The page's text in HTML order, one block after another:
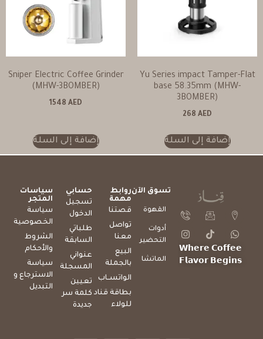
Yu Series impact Tamper-Flat
base 58.35mm (MHW-
3BOMBER)
268 AED
إضافة إلى السلة
Sniper Electric Coffee Grinder
(MHW-3BOMBER)
1548 AED
إضافة إلى السلة
𝗪𝗵𝗲𝗿𝗲 𝗖𝗼𝗳𝗳𝗲𝗲
𝗙𝗹𝗮𝘃𝗼𝗿 𝗕𝗲𝗴𝗶𝗻𝘀
تسوق الآن
القهوة
أدوات
التحضير
الماتشا
روابط
مهمة
قصتنا
تواصل
معنا
البيع
بالجملة
الواتســاب
بطاقة قناد
للولاء
حسابي
تسجيل
الدخول
طلباتي
السابقة
عنواني
المسجلة
تعيين
كلمة سر
جديدة
سياسات
المتجر
سياسة
الخصوصية
الشروط
والأحكام
سياسة
الاسترجاع و
التبديل